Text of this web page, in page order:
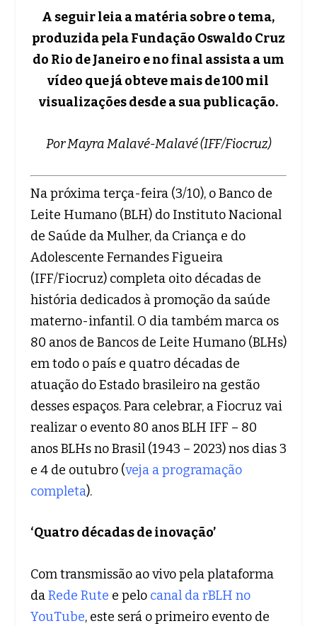
A seguir leia a matéria sobre o tema,
produzida pela Fundação Oswaldo Cruz
do Rio de Janeiro e no final assista a um
vídeo que já obteve mais de 100 mil
visualizações desde a sua publicação.
Por Mayra Malavé-Malavé (IFF/Fiocruz)
Na próxima terça-feira (3/10), o Banco de
Leite Humano (BLH) do Instituto Nacional
de Saúde da Mulher, da Criança e do
Adolescente Fernandes Figueira
(IFF/Fiocruz) completa oito décadas de
história dedicados à promoção da saúde
materno-infantil. O dia também marca os
80 anos de Bancos de Leite Humano (BLHs)
em todo o país e quatro décadas de
atuação do Estado brasileiro na gestão
desses espaços. Para celebrar, a Fiocruz vai
realizar o evento 80 anos BLH IFF – 80
anos BLHs no Brasil (1943 – 2023) nos dias 3
e 4 de outubro (veja a programação
completa).
‘Quatro décadas de inovação’
Com transmissão ao vivo pela plataforma
daRede Rute e pelo canal da rBLH no
YouTube, este será o primeiro evento de